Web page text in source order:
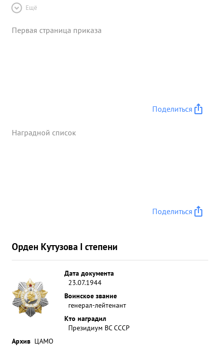
Ещё
Первая страница приказа
Поделиться
Наградной список
Поделиться
Орден Кутузова I степени
Дата документа
23.07.1944
Воинское звание
генерал-лейтенант
Кто наградил
Президиум ВС СССР
Архив ЦАМО